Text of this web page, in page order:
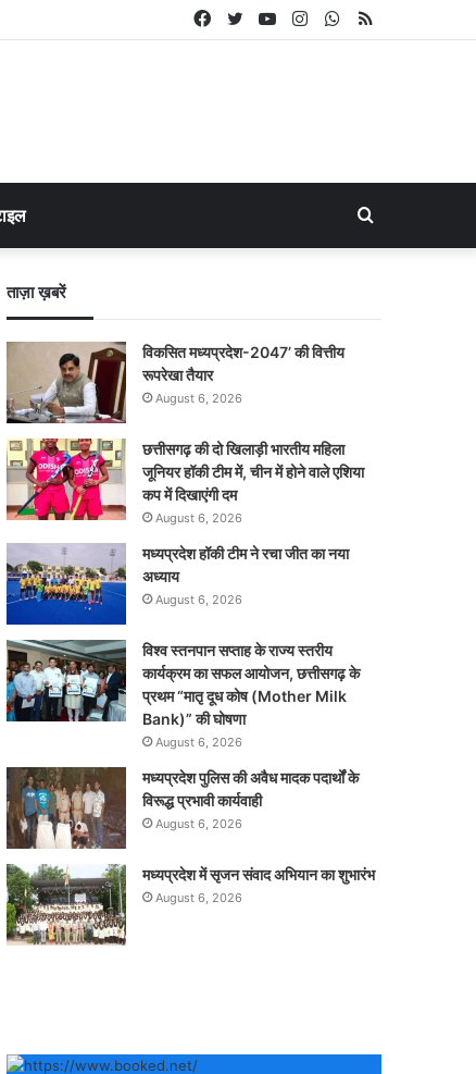
RSS
WhatsApp
Instagram
YouTube
Twitter
Facebook
Search
ताज़ा ख़बरें
विकसित मध्यप्रदेश-2047’ की वित्तीय
रूपरेखा तैयार
August 6, 2026
छत्तीसगढ़ की दो खिलाड़ी भारतीय महिला
जूनियर हॉकी टीम में, चीन में होने वाले एशिया
कप में दिखाएंगी दम
August 6, 2026
मध्यप्रदेश हॉकी टीम ने रचा जीत का नया
अध्याय
August 6, 2026
विश्व स्तनपान सप्ताह के राज्य स्तरीय
कार्यक्रम का सफल आयोजन, छत्तीसगढ़ के
प्रथम “मातृ दूध कोष (Mother Milk
Bank)” की घोषणा
August 6, 2026
मध्यप्रदेश पुलिस की अवैध मादक पदार्थों के
विरूद्ध प्रभावी कार्यवाही
August 6, 2026
मध्यप्रदेश में सृजन संवाद अभियान का शुभारंभ
August 6, 2026